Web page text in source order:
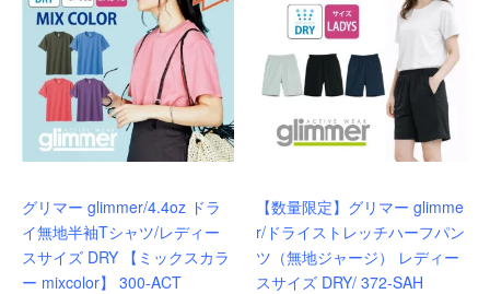
グリマー glimmer/4.4oz ドラ
イ無地半袖Tシャツ/レディー
スサイズ DRY 【ミックスカラ
ー mixcolor】 300-ACT
【数量限定】グリマー glimme
r/ドライストレッチハーフパン
ツ（無地ジャージ） レディー
スサイズ DRY/ 372-SAH